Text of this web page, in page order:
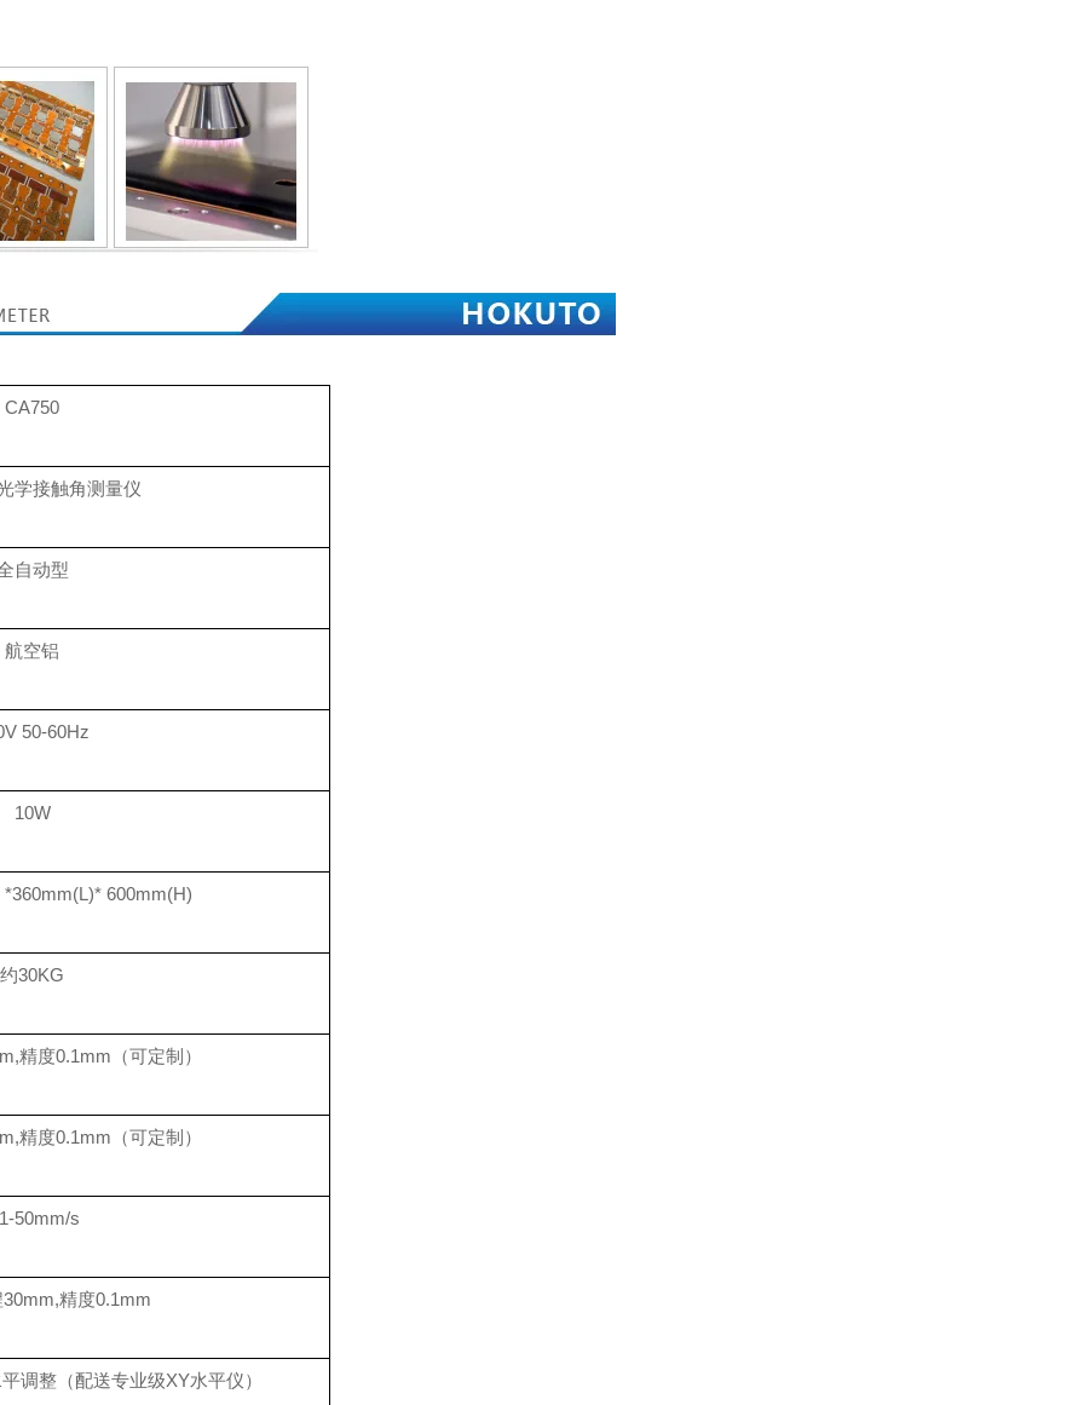
CA750
学接触角测量仪
自动型
航空铝
50-60Hz
10W
600mm(H)
约30KG
精度0.1mm（可定制）
精度0.1mm（可定制）
50mm/s
精度0.1mm
调整（配送专业级XY水平仪）